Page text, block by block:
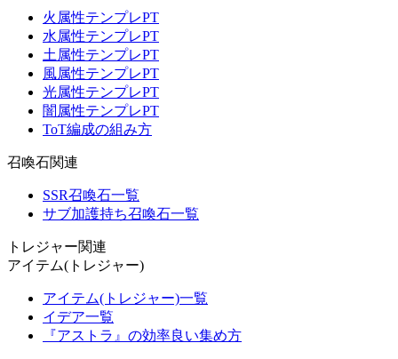
火属性テンプレPT
水属性テンプレPT
土属性テンプレPT
風属性テンプレPT
光属性テンプレPT
闇属性テンプレPT
ToT編成の組み方
召喚石関連
SSR召喚石一覧
サブ加護持ち召喚石一覧
トレジャー関連
アイテム(トレジャー)
アイテム(トレジャー)一覧
イデア一覧
『アストラ』の効率良い集め方